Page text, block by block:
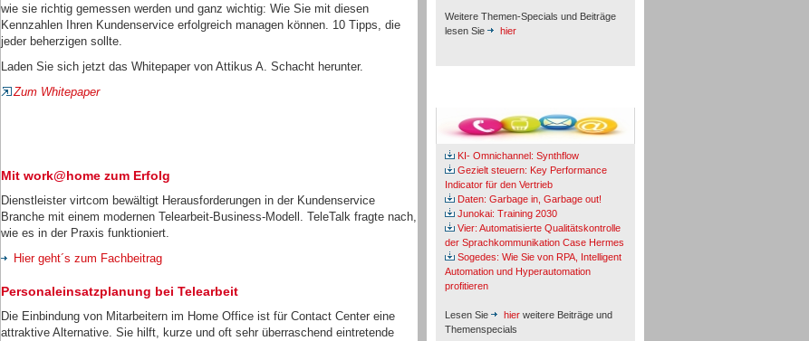
wie sie richtig gemessen werden und ganz wichtig: Wie Sie mit diesen
Kennzahlen Ihren Kundenservice erfolgreich managen können. 10 Tipps, die
jeder beherzigen sollte.
Laden Sie sich jetzt das Whitepaper von Attikus A. Schacht herunter.
Zum Whitepaper
Mit work@home zum Erfolg
Dienstleister virtcom bewältigt Herausforderungen in der Kundenservice
Branche mit einem modernen Telearbeit-Business-Modell. TeleTalk fragte nach,
wie es in der Praxis funktioniert.
Hier geht´s zum Fachbeitrag
Personaleinsatzplanung bei Telearbeit
Die Einbindung von Mitarbeitern im Home Office ist für Contact Center eine
attraktive Alternative. Sie hilft, kurze und oft sehr überraschend eintretende
Weitere Themen-Specials und Beiträge
lesen Sie
hier
KI- Omnichannel: Synthflow
Gezielt steuern: Key Performance
Indicator für den Vertrieb
Daten: Garbage in, Garbage out!
Junokai: Training 2030
Vier: Automatisierte Qualitätskontrolle
der Sprachkommunikation Case Hermes
Sogedes: Wie Sie von RPA, Intelligent
Automation und Hyperautomation
profitieren
Lesen Sie hier weitere Beiträge und
Themenspecials